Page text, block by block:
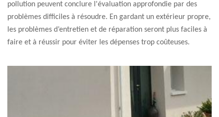
pollution peuvent conclure l'évaluation approfondie par des
problèmes difficiles à résoudre. En gardant un extérieur propre,
les problèmes d’entretien et de réparation seront plus faciles à
faire et à réussir pour éviter les dépenses trop coûteuses.